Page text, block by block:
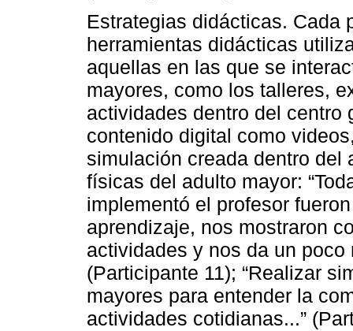
Estrategias didácticas. Cada
herramientas didácticas
aquellas en las que se
mayores, como los talleres,
actividades dentro del centro
contenido digital como
simulación creada dentro del
físicas del adulto mayor:
implementó el profesor
aprendizaje, nos mostraron
actividades y nos da un
(Participante 11); “Realizar
mayores para entender la
actividades cotidianas...”